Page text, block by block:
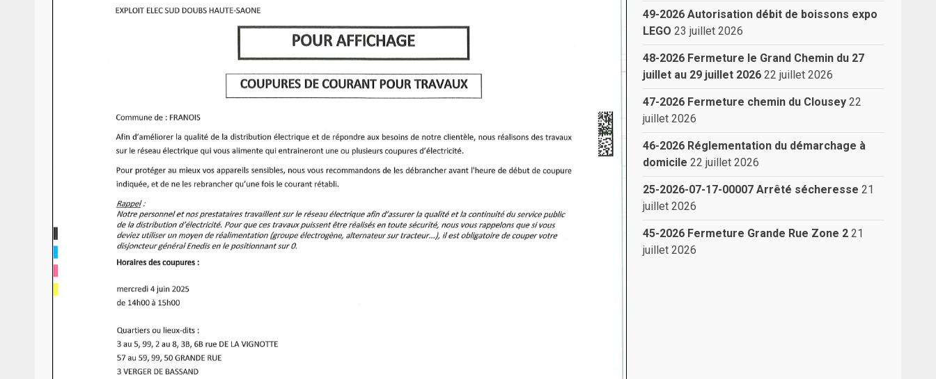
49-2026 Autorisation débit de boissons expo
LEGO 23 juillet 2026
48-2026 Fermeture le Grand Chemin du 27
juillet au 29 juillet 2026 22 juillet 2026
47-2026 Fermeture chemin du Clousey 22
juillet 2026
46-2026 Réglementation du démarchage à
domicile 22 juillet 2026
25-2026-07-17-00007 Arrêté sécheresse 21
juillet 2026
45-2026 Fermeture Grande Rue Zone 2 21
juillet 2026